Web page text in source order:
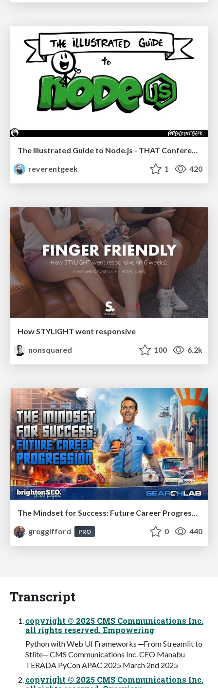
The Illustrated Guide to Node.js - THAT Conference 2024
reverentgeek
1 420
How STYLIGHT went responsive
nonsquared
100 6.2k
greggifford
PRO 0 440
Transcript
copyright © 2025 CMS Communications Inc.
all rights reserved. Empowering
Python with Web UI Frameworks ─From Streamlit to
Stlite─ CMS Communications Inc. CEO Manabu
TERADA PyCon APAC 2025 March 2nd 2025
copyright © 2025 CMS Communications Inc.